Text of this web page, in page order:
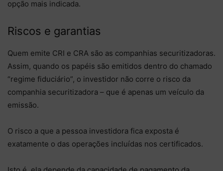
opção mais indicada.
Riscos e garantias
Quem emite CRI e CRA são as companhias securitizadoras.
Assim, quando os papéis são emitidos dentro do chamado
“regime fiduciário”, o investidor não corre o risco da
companhia securitizadora – que é apenas um veículo da
emissão.
O risco a que a pessoa investidora fica exposta é
exatamente o das operações incluídas nos certificados.